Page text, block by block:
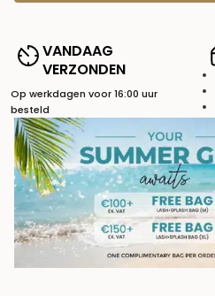
VANDAAG
VERZONDEN
Op werkdagen voor 16:00 uur
besteld